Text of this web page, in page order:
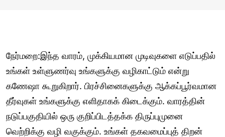
நேர்மறை:இந்த வாரம், முக்கியமான முடிவுகளை எடுப்பதில்
உங்கள் உள்ளுணர்வு உங்களுக்கு வழிகாட்டும் என்று
கணேஷா கூறுகிறார். பிரச்சினைகளுக்கு ஆக்கப்பூர்வமான
தீர்வுகள் உங்களுக்கு எளிதாகக் கிடைக்கும். வாரத்தின்
நடுப்பகுதியில் ஒரு குறிப்பிடத்தக்க திருப்புமுனை
வெற்றிக்கு வழி வகுக்கும். உங்கள் தகவமைப்புத் திறன்